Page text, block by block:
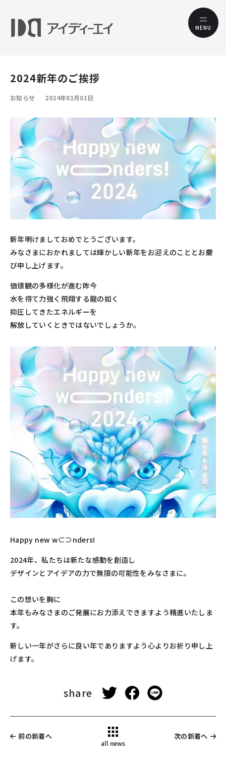
MENU
2024新年のご挨拶
お知らせ 2024年01月01日
新年明けましておめでとうございます。
みなさまにおかれましては輝かしい新年をお迎えのこととお慶
び申し上げます。
価値観の多様化が進む昨今
水を得て力強く飛翔する龍の如く
抑圧してきたエネルギーを
解放していくときではないでしょうか。
Happy new w⊂⊃nders!
2024年、私たちは新たな感動を創造し
デザインとアイデアの力で無限の可能性をみなさまに。
この想いを胸に
本年もみなさまのご発展にお力添えできますよう精進いたしま
す。
新しい一年がさらに良い年でありますよう心よりお祈り申し上
げます。
share
前の新着へ
all news
次の新着へ